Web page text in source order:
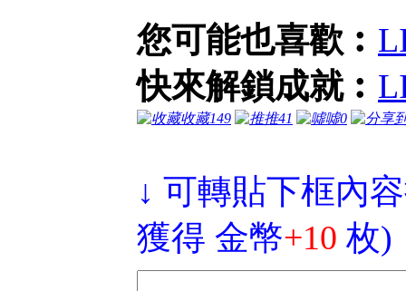
您可能也喜歡︰
快來解鎖成就︰
收藏149 推41 噓0
↓ 可轉貼下框內
獲得 金幣+10 枚)